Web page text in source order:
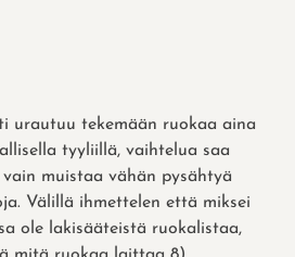
urautuu tekemään ruokaa aina
tyyliillä, vaihtelua saa
muistaa vähän pysähtyä
Välillä ihmettelen että miksei
ole lakisääteistä ruokalistaa,